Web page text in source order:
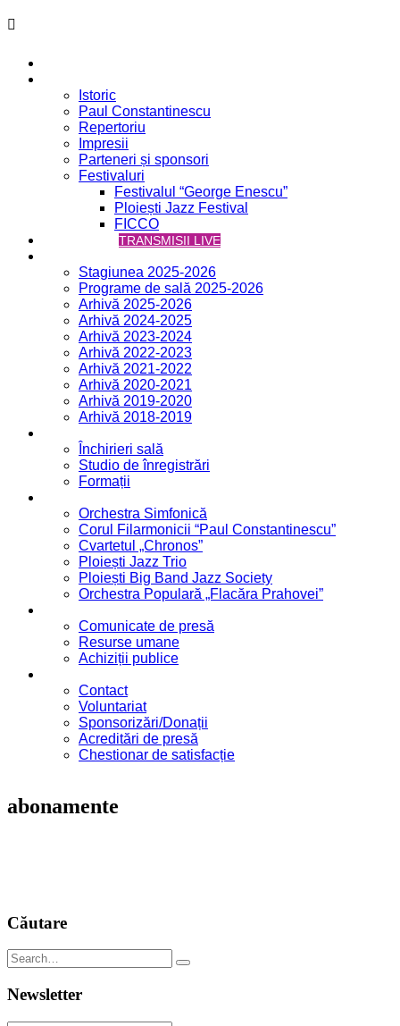
Istoric
Paul Constantinescu
Repertoriu
Impresii
Parteneri și sponsori
Festivaluri
Festivalul “George Enescu”
Ploiești Jazz Festival
FICCO
TRANSMISII LIVE
Stagiunea 2025-2026
Programe de sală 2025-2026
Arhivă 2025-2026
Arhivă 2024-2025
Arhivă 2023-2024
Arhivă 2022-2023
Arhivă 2021-2022
Arhivă 2020-2021
Arhivă 2019-2020
Arhivă 2018-2019
Închirieri sală
Studio de înregistrări
Formații
Orchestra Simfonică
Corul Filarmonicii “Paul Constantinescu”
Cvartetul „Chronos”
Ploiești Jazz Trio
Ploiești Big Band Jazz Society
Orchestra Populară „Flacăra Prahovei”
Comunicate de presă
Resurse umane
Achiziții publice
Contact
Voluntariat
Sponsorizări/Donații
Acreditări de presă
Chestionar de satisfacție
abonamente
Căutare
Newsletter